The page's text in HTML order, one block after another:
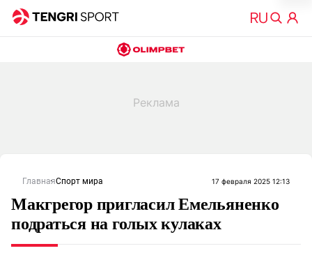
ГлавнаяСпорт мира 17 февраля 2025 12:13
Макгрегор пригласил Емельяненко
подраться на голых кулаках